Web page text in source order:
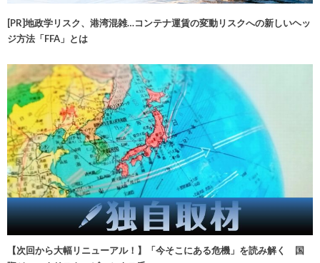
[PR]地政学リスク、港湾混雑…コンテナ運賃の変動リスクへの新しいヘッ
ジ方法「FFA」とは
【次回から大幅リニューアル！】「今そこにある危機」を読み解く 国